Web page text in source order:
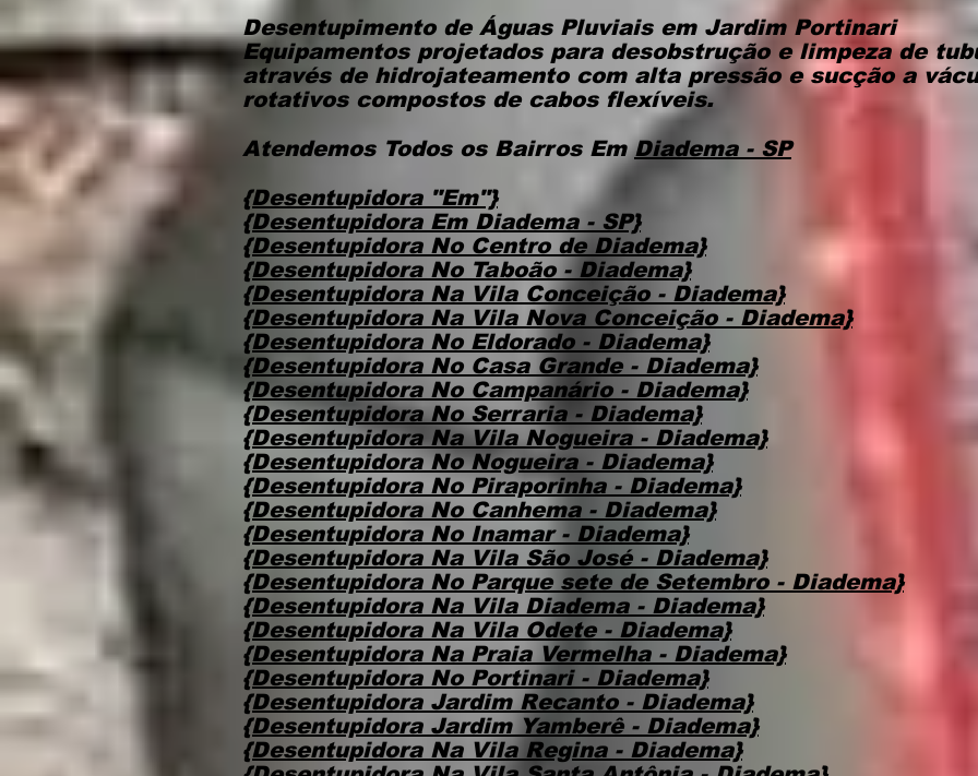
Desentupimento de Águas Pluviais em Jardim Portinari
Equipamentos projetados para desobstrução e limpeza de
através de hidrojateamento com alta pressão e sucção a
rotativos compostos de cabos flexíveis.
Atendemos Todos os Bairros EmDiadema - SP
{Desentupidora "Em"}
{Desentupidora Em Diadema - SP}
{Desentupidora No Centro de Diadema}
{Desentupidora No Taboão - Diadema}
{Desentupidora Na Vila Conceição - Diadema}
{Desentupidora Na Vila Nova Conceição - Diadema}
{Desentupidora No Eldorado - Diadema}
{Desentupidora No Casa Grande - Diadema}
{Desentupidora No Campanário - Diadema}
{Desentupidora No Serraria - Diadema}
{Desentupidora Na Vila Nogueira - Diadema}
{Desentupidora No Nogueira - Diadema}
{Desentupidora No Piraporinha - Diadema}
{Desentupidora No Canhema - Diadema}
{Desentupidora No Inamar - Diadema}
{Desentupidora Na Vila São José - Diadema}
{Desentupidora No Parque sete de Setembro - Diadema}
{Desentupidora Na Vila Diadema - Diadema}
{Desentupidora Na Vila Odete - Diadema}
{Desentupidora Na Praia Vermelha - Diadema}
{Desentupidora No Portinari - Diadema}
{Desentupidora Jardim Recanto - Diadema}
{Desentupidora Jardim Yamberê - Diadema}
{Desentupidora Na Vila Regina - Diadema}